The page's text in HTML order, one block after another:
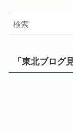
「東北ブログ